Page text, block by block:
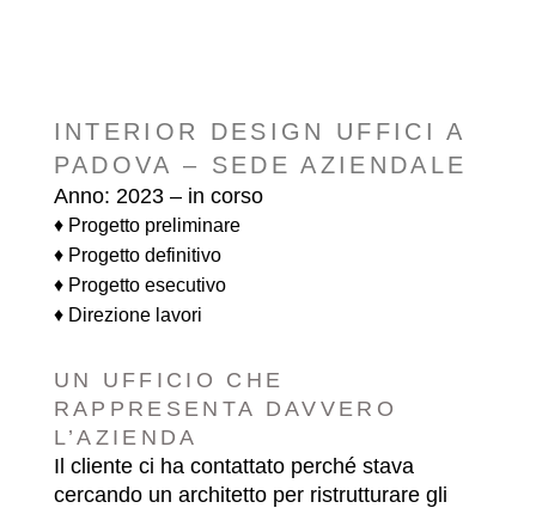
INTERIOR DESIGN UFFICI A
PADOVA – SEDE AZIENDALE
Anno: 2023 – in corso
♦ Progetto preliminare
♦ Progetto definitivo
♦ Progetto esecutivo
♦ Direzione lavori
UN UFFICIO CHE
RAPPRESENTA DAVVERO
L’AZIENDA
Il cliente ci ha contattato perché stava
cercando un architetto per ristrutturare gli